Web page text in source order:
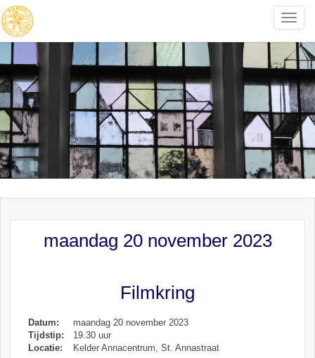
Toggle
maandag 20 november 2023
Filmkring
Datum:
maandag 20 november 2023
Tijdstip:
19.30 uur
Locatie:
Kelder Annacentrum, St. Annastraat